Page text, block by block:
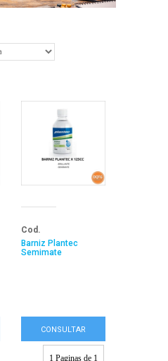
Cod.
Barniz Plantec
Semimate
CONSULTAR
1 Paginas de 1